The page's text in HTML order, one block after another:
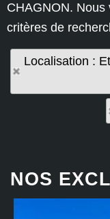
CHAGNON.
critères de
Localisation :
NOS